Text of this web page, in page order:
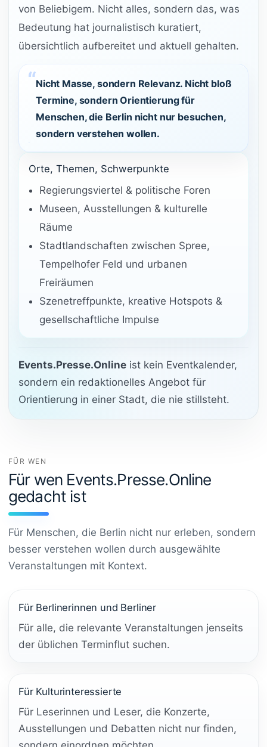
von Beliebigem. Nicht alles, sondern das, was
Bedeutung hat journalistisch kuratiert,
übersichtlich aufbereitet und aktuell gehalten.
Nicht Masse, sondern Relevanz. Nicht bloß
Termine, sondern Orientierung für
Menschen, die Berlin nicht nur besuchen,
sondern verstehen wollen.
Orte, Themen, Schwerpunkte
Regierungsviertel & politische Foren
Museen, Ausstellungen & kulturelle
Räume
Stadtlandschaften zwischen Spree,
Tempelhofer Feld und urbanen
Freiräumen
Szenetreffpunkte, kreative Hotspots &
gesellschaftliche Impulse
Events.Presse.Online ist kein Eventkalender,
sondern ein redaktionelles Angebot für
Orientierung in einer Stadt, die nie stillsteht.
FÜR WEN
Für wen Events.Presse.Online
gedacht ist
Für Menschen, die Berlin nicht nur erleben, sondern
besser verstehen wollen durch ausgewählte
Veranstaltungen mit Kontext.
Für Berlinerinnen und Berliner
Für alle, die relevante Veranstaltungen jenseits
der üblichen Terminflut suchen.
Für Kulturinteressierte
Für Leserinnen und Leser, die Konzerte,
Ausstellungen und Debatten nicht nur finden,